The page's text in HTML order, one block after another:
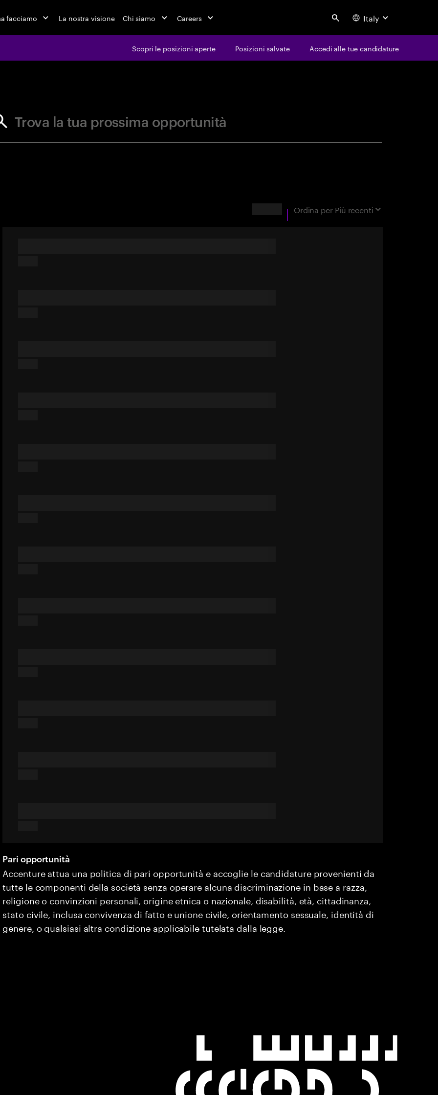
facciamo La nostra visione Chi siamo Careers Search Italy
Scopri le posizioni aperte Posizioni salvate Accedi alle tue candidature
Trova la tua prossima opportunità
Ordina per Più recenti
Pari opportunità
Accenture attua una politica di pari opportunità e accoglie le candidature provenienti da
tutte le componenti della società senza operare alcuna discriminazione in base a razza,
religione o convinzioni personali, origine etnica o nazionale, disabilità, età, cittadinanza,
stato civile, inclusa convivenza di fatto e unione civile, orientamento sessuale, identità di
genere, o qualsiasi altra condizione applicabile tutelata dalla legge.